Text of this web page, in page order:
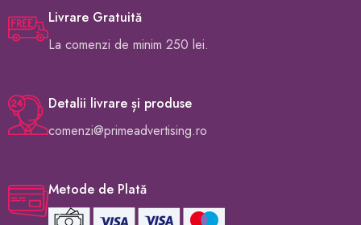
Livrare Gratuită
La comenzi de minim 250 lei.
Detalii livrare și produse
comenzi@primeadvertising.ro
Metode de Plată